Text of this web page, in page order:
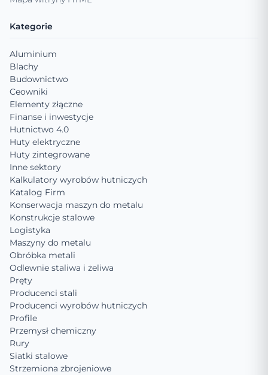
Kategorie
Aluminium
Blachy
Budownictwo
Ceowniki
Elementy złączne
Finanse i inwestycje
Hutnictwo 4.0
Huty elektryczne
Huty zintegrowane
Inne sektory
Kalkulatory wyrobów hutniczych
Katalog Firm
Konserwacja maszyn do metalu
Konstrukcje stalowe
Logistyka
Maszyny do metalu
Obróbka metali
Odlewnie staliwa i żeliwa
Pręty
Producenci stali
Producenci wyrobów hutniczych
Profile
Przemysł chemiczny
Rury
Siatki stalowe
Strzemiona zbrojeniowe